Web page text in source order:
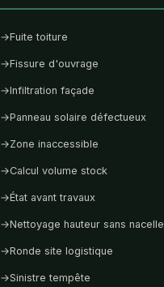
→Fuite toiture
→Fissure d'ouvrage
→Infiltration façade
→Panneau solaire défectueux
→Zone inaccessible
→Calcul volume stock
→État avant travaux
→Nettoyage hauteur sans nacelle
→Ronde site logistique
→Sinistre tempête